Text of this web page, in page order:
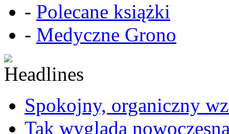
- Polecane książki
- Medyczne Grono
Spokojny, organiczny
Tak wygląda